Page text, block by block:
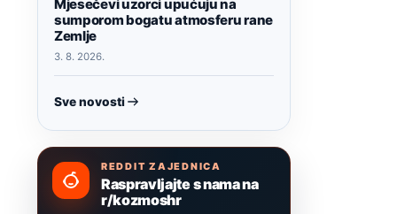
Mjesečevi uzorci upućuju na
sumporom bogatu atmosferu rane
Zemlje
3. 8. 2026.
Sve novosti
REDDIT ZAJEDNICA
Raspravljajte s nama na
r/kozmoshr